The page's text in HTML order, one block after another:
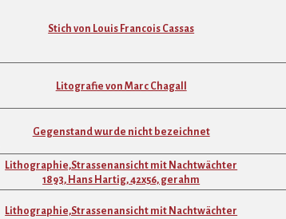
Stich von Louis Francois Cassas
Litografie von Marc Chagall
Gegenstand wurde nicht bezeichnet
Lithographie,Strassenansicht mit Nachtwächter
1893, Hans Hartig, 42x56, gerahm
Lithographie,Strassenansicht mit Nachtwächter